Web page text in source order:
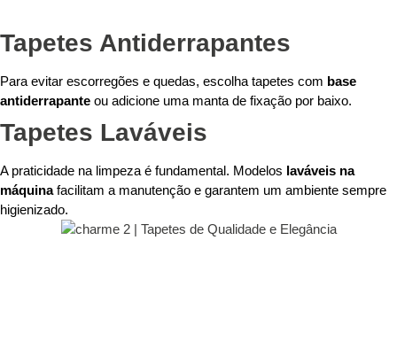
Tapetes Antiderrapantes
Para evitar escorregões e quedas, escolha tapetes com base
antiderrapante ou adicione uma manta de fixação por baixo.
Tapetes Laváveis
A praticidade na limpeza é fundamental. Modelos laváveis na
máquinafacilitam a manutenção e garantem um ambiente sempre
higienizado.